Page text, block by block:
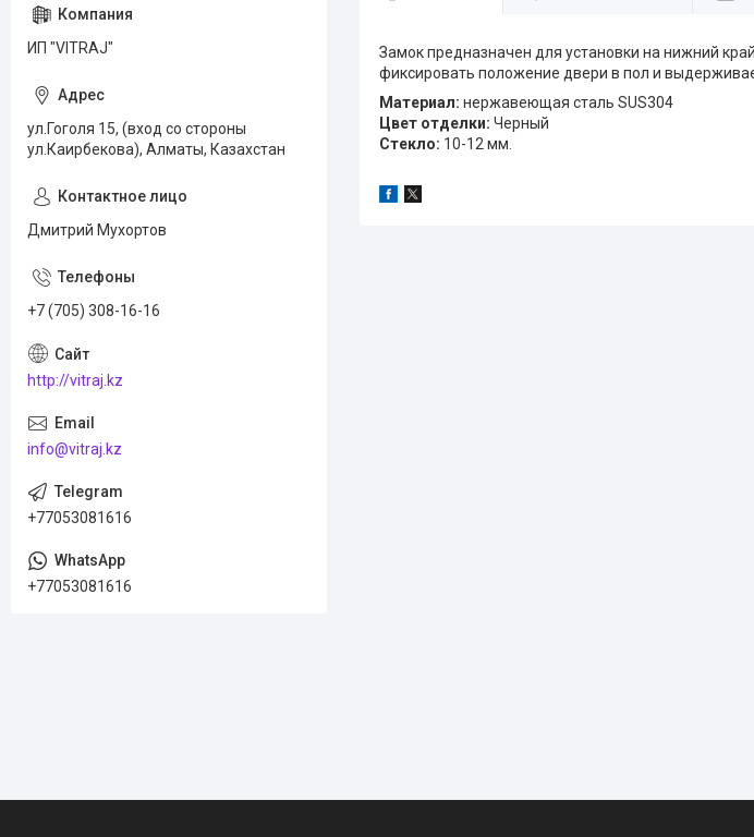
Замок предназначен для установки на нижний
фиксировать положение двери в пол и
Материал: нержавеющая сталь SUS304
Цвет отделки: Черный
Стекло: 10-12 мм.
ИП "VITRAJ"
ул.Гоголя 15, (вход со стороны
ул.Каирбекова), Алматы, Казахстан
Дмитрий Мухортов
+7 (705) 308-16-16
http://vitraj.kz
info@vitraj.kz
+77053081616
+77053081616